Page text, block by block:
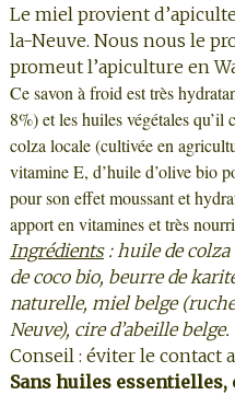
Le miel provient
la-Neuve. Nous nous le
promeut l’apiculture en
Ce savon à froid est très
8%) et les huiles végétales
colza locale (cultivée en
vitamine E, d’huile d’olive bio
pour son effet moussant et
apport en vitamines et très
Ingrédients: huile de colza
de coco bio, beurre de
naturelle, miel belge
Neuve), cire d’abeille belge.
Conseil : éviter le contact
Sans huiles